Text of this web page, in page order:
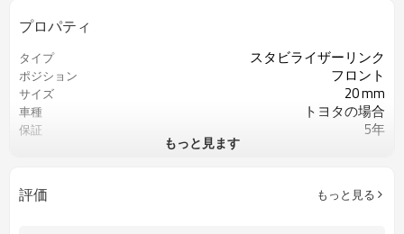
プロパティ
タイプ スタビライザーリンク
ポジション フロント
サイズ 20 mm
車種 トヨタの場合
保証 5年
もっと見ます
評価 もっと見る